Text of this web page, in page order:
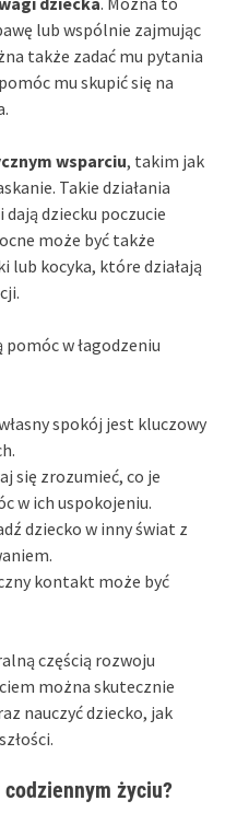
lub wspólnie zajmując
także zadać mu pytania
mu skupić się na
wsparciu, takim jak
Takie działania
dziecku poczucie
może być także
lub kocyka, które działają
w łagodzeniu
spokój jest kluczowy
się zrozumieć, co je
w ich uspokojeniu.
dziecko w inny świat z
kontakt może być
częścią rozwoju
można skutecznie
nauczyć dziecko, jak
życiu?